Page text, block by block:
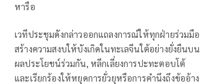
หารือ
เวทีประชุมดังกล่าวออกแถลงการณ์ให้ทุกฝ่ายร่วมมือ
สร้างความสงบให้บังเกิดในทะเลจีนใต้อย่างยั่งยืนบน
ผลประโยชน์ร่วมกัน, หลีกเลี่ยงการปะทะตอบโต้
และเรียกร้องให้หยุดการยั่วยุหรือการคำนึงถึงข้ออ้าง